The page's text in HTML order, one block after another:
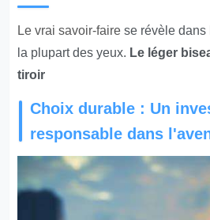
Le vrai savoir-faire se révèle
la plupart des yeux. Le léger
tiroir
Choix durable : Un
responsable dans